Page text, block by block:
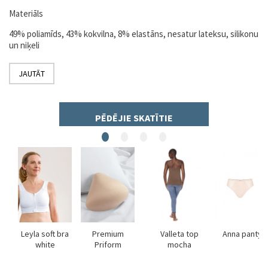
Materiāls
49% poliamīds, 43% kokvilna, 8% elastāns, nesatur lateksu, silikonu
un niķeli
JAUTĀT
PĒDĒJIE SKATĪTIE
Leyla soft bra
white
Premium
Priform
Valleta top
mocha
Anna panty